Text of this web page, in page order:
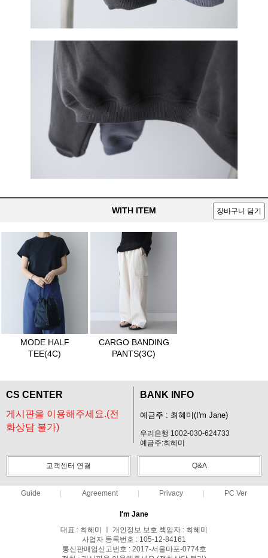
WITH ITEM 장바구니 담기
MODE HALF
TEE(4C)
CARGO BANDING
PANTS(3C)
CS CENTER
게시판을 이용해주세요.(전
화상담 불가)
BANK INFO
예금주 : 최혜미(I'm Jane)
우리은행 1002-030-624733
예금주:최혜미
고객센터 연결 Q&A
Guide Agreement Privacy PC Ver
I′m Jane
대표 : 최혜미 ㅣ 개인정보 보호 책임자 : 최혜미
사업자 등록번호 : 105-12-84161
통신판매업신고번호 : 2017-서울마포-0774호